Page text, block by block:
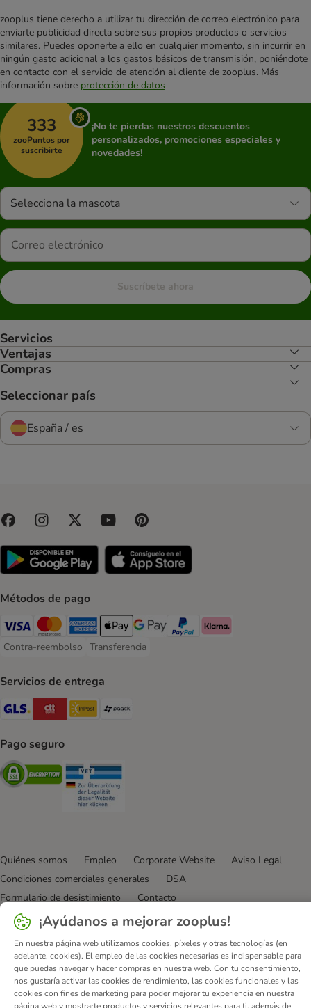
zooplus tiene derecho a utilizar tu dirección de correo electrónico para
enviarte publicidad directa sobre sus propios productos o servicios
similares. Puedes oponerte a ello en cualquier momento, sin incurrir en
ningún gasto adicional a los gastos básicos de transmisión, poniéndote
en contacto con el servicio de atención al cliente de zooplus. Más
información sobre protección de datos
333
zooPuntos por
suscribirte
¡No te pierdas nuestros descuentos
personalizados, promociones especiales y
novedades!
Selecciona la mascota
Suscríbete ahora
Servicios
Ventajas
Compras
Seleccionar país
España / es
Métodos de pago
Visa Payment Method
Mastercard Payment Method
American Express Payment Method
Apple Pay Payment Method
Google Pay Payment Method
PayPal Payment Method
Klarna Payment Method
Contra-reembolso
Contra-reembolso Payment Method
Transferencia
Transferencia Payment Method
Servicios de entrega
GLS Shipping Method
CTTExpress Shipping Method
InPost Shipping Method
Pago seguro
Security
Quiénes somos Empleo Corporate Website
Aviso Legal
Condiciones comerciales generales
DSA
Formulario de desistimiento
Contacto
Gastos de envío y plazo de entrega
Formas de pago
Declaración de accesibilidad
© zooplus SE 2026
¡Ayúdanos a mejorar zooplus!
En nuestra página web utilizamos cookies, píxeles y otras tecnologías (en
adelante, cookies). El empleo de las cookies necesarias es indispensable para
que puedas navegar y hacer compras en nuestra web. Con tu consentimiento,
nos gustaría activar las cookies de rendimiento, las cookies funcionales y las
cookies con fines de marketing para poder mejorar tu experiencia en nuestra